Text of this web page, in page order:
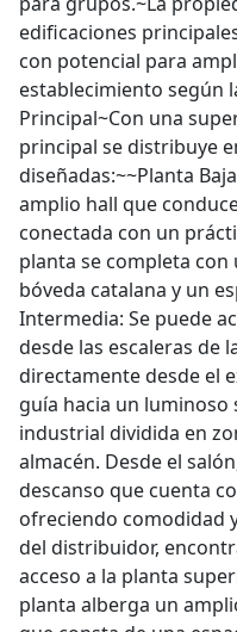
edificaciones
con potencial para
establecimiento según
Principal~Con una
principal se distribuye
diseñadas:~~Planta
amplio hall que
conectada con un
planta se completa con
bóveda catalana y un
Intermedia: Se puede
desde las escaleras de
directamente desde el
guía hacia un luminoso
industrial dividida en
almacén. Desde el
descanso que cuenta
ofreciendo comodidad
del distribuidor,
acceso a la planta
planta alberga un